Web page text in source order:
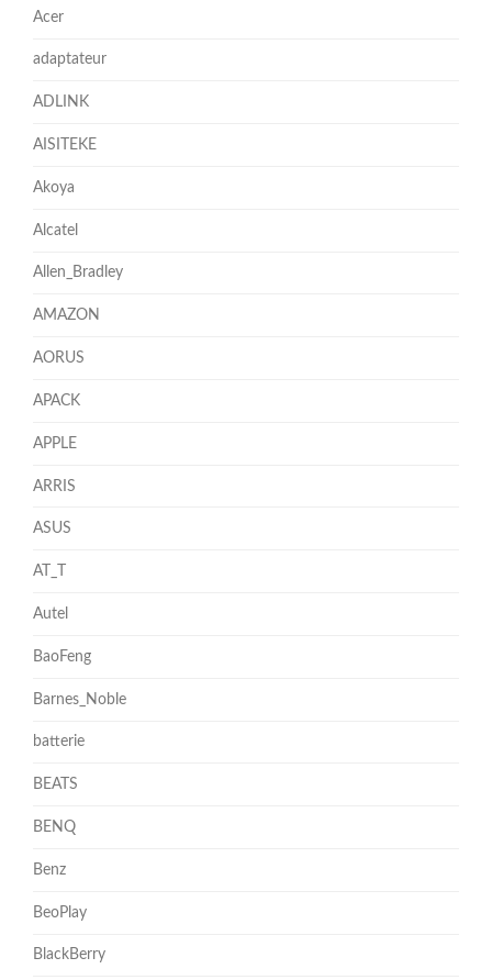
Acer
adaptateur
ADLINK
AISITEKE
Akoya
Alcatel
Allen_Bradley
AMAZON
AORUS
APACK
APPLE
ARRIS
ASUS
AT_T
Autel
BaoFeng
Barnes_Noble
batterie
BEATS
BENQ
Benz
BeoPlay
BlackBerry